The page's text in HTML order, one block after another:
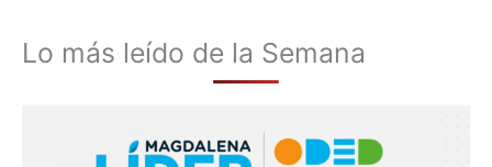
Lo más leído de la Semana